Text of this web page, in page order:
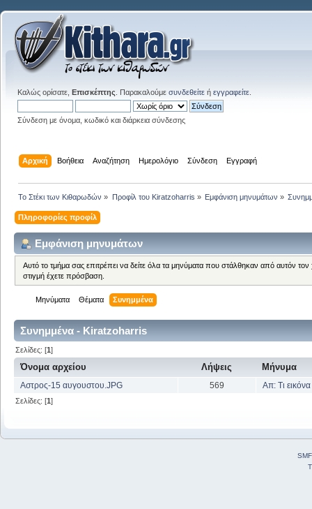
Καλώς ορίσατε, Επισκέπτης . Παρακαλούμε συνδεθείτε ή εγγραφείτε
Σύνδεση με όνομα, κωδικό και διάρκεια σύνδεσης
Αρχική Βοήθεια Αναζήτηση Ημερολόγιο Σύνδεση Εγγραφή
Το Στέκι των Κιθαρωδών » Προφίλ του Kiratzoharris » Εμφάνιση μηνυμάτων »
Πληροφορίες προφίλ
Εμφάνιση μηνυμάτων
Αυτό το τμήμα σας επιτρέπει να δείτε όλα τα μηνύματα που στάλθηκαν από αυτόν
στιγμή έχετε πρόσβαση.
Μηνύματα Θέματα Συνημμένα
Συνημμένα - Kiratzoharris
Σελίδες: [1]
Όνομα αρχείου Λήψεις Μήνυμα
Αστρος-15 αυγουστου.JPG 569 Απ: Τι
Σελίδες: [1]